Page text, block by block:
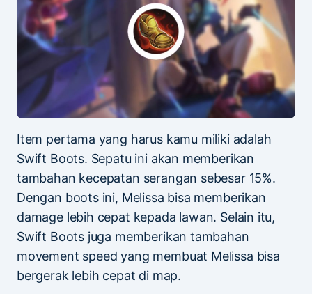
Item pertama yang harus kamu miliki adalah
Swift Boots. Sepatu ini akan memberikan
tambahan kecepatan serangan sebesar 15%.
Dengan boots ini, Melissa bisa memberikan
damage lebih cepat kepada lawan. Selain itu,
Swift Boots juga memberikan tambahan
movement speed yang membuat Melissa bisa
bergerak lebih cepat di map.